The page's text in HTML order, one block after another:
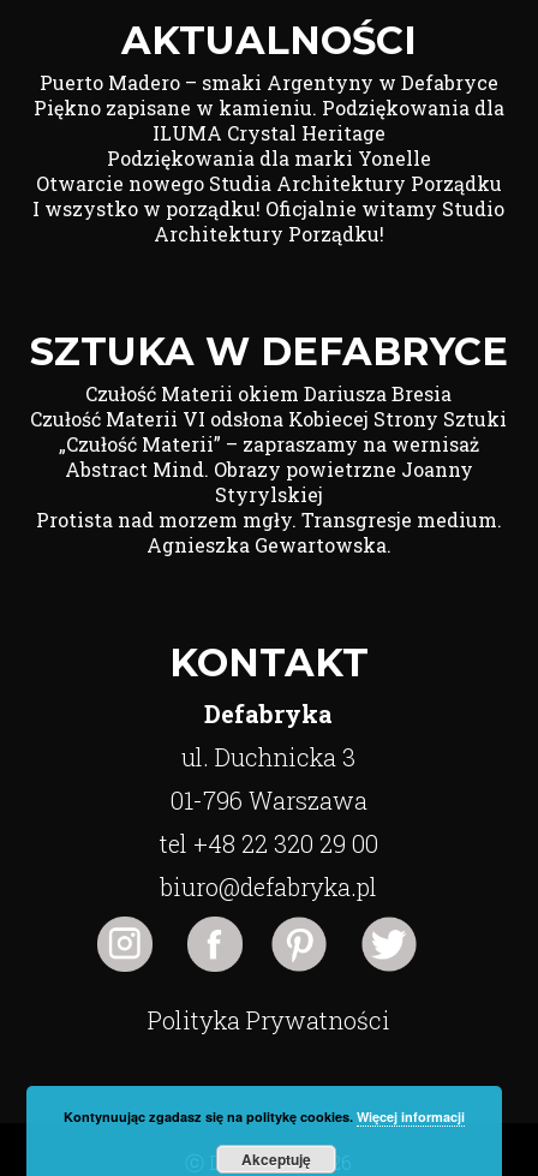
AKTUALNOŚCI
Puerto Madero – smaki Argentyny w Defabryce
Piękno zapisane w kamieniu. Podziękowania dla
ILUMA Crystal Heritage
Podziękowania dla marki Yonelle
Otwarcie nowego Studia Architektury Porządku
I wszystko w porządku! Oficjalnie witamy Studio
Architektury Porządku!
SZTUKA W DEFABRYCE
Czułość Materii okiem Dariusza Bresia
Czułość Materii VI odsłona Kobiecej Strony Sztuki
„Czułość Materii” – zapraszamy na wernisaż
Abstract Mind. Obrazy powietrzne Joanny
Styrylskiej
Protista nad morzem mgły. Transgresje medium.
Agnieszka Gewartowska.
KONTAKT
Defabryka
ul. Duchnicka 3
01-796 Warszawa
tel +48 22 320 29 00
biuro@defabryka.pl
Polityka Prywatności
ⓒ Defabryka 2026
Kontynuując zgadasz się na politykę cookies.Więcej informacji
Akceptuję